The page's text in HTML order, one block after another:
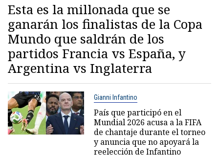
Esta es la millonada que se
ganarán los finalistas de la Copa
Mundo que saldrán de los
partidos Francia vs España, y
Argentina vs Inglaterra
Gianni Infantino
País que participó en el
Mundial 2026 acusa a la FIFA
de chantaje durante el torneo
y anuncia que no apoyará la
reelección de Infantino